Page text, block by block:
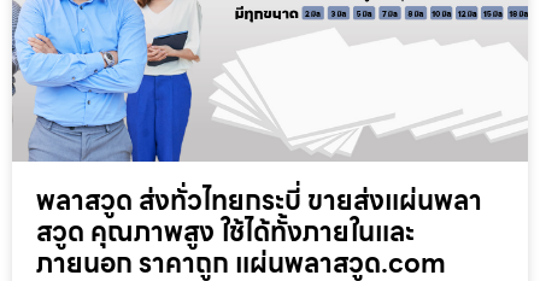
พลาสวูด ส่งทั่วไทยกระบี่ ขายส่งแผ่นพลา
สวูด คุณภาพสูง ใช้ได้ทั้งภายในและ
ภายนอก ราคาถูก แผ่นพลาสวูด.com